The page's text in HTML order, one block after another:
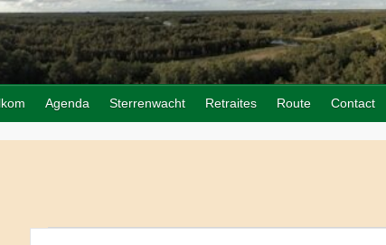
Agenda Sterrenwacht Retraites Route Contact